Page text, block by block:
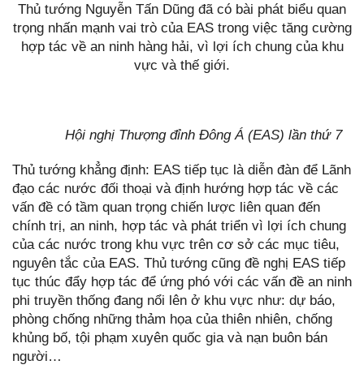
Thủ tướng Nguyễn Tấn Dũng đã có bài phát biểu quan
trọng nhấn mạnh vai trò của EAS trong việc tăng cường
hợp tác về an ninh hàng hải, vì lợi ích chung của khu
vực và thế giới.
Hội nghị Thượng đỉnh Đông Á (EAS) lần thứ 7
Thủ tướng khẳng định: EAS tiếp tục là diễn đàn để Lãnh
đạo các nước đối thoại và định hướng hợp tác về các
vấn đề có tầm quan trọng chiến lược liên quan đến
chính trị, an ninh, hợp tác và phát triển vì lợi ích chung
của các nước trong khu vực trên cơ sở các mục tiêu,
nguyên tắc của EAS. Thủ tướng cũng đề nghị EAS tiếp
tục thúc đẩy hợp tác để ứng phó với các vấn đề an ninh
phi truyền thống đang nổi lên ở khu vực như: dự báo,
phòng chống những thảm họa của thiên nhiên, chống
khủng bố, tội phạm xuyên quốc gia và nạn buôn bán
người…